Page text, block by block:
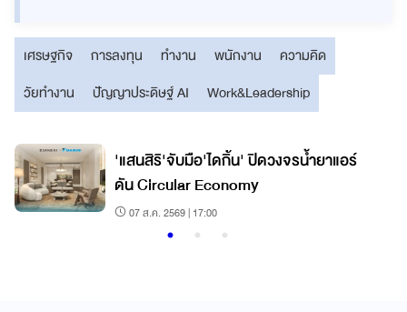
เศรษฐกิจ การลงทุน ทำงาน พนักงาน
ความคิด
วัยทำงาน
ปัญญาประดิษฐ์ AI Work&Leadership
'แสนสิริ'จับมือ'ไดกิ้น' ปิดวงจรน้ำยาแอร์
ดัน Circular Economy
07 ส.ค. 2569 | 17:00